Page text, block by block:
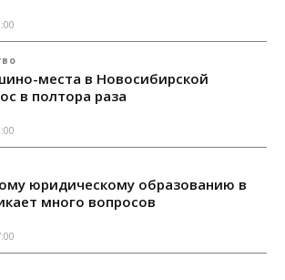
места в Новосибирской
в полтора раза
юридическому образованию в
много вопросов